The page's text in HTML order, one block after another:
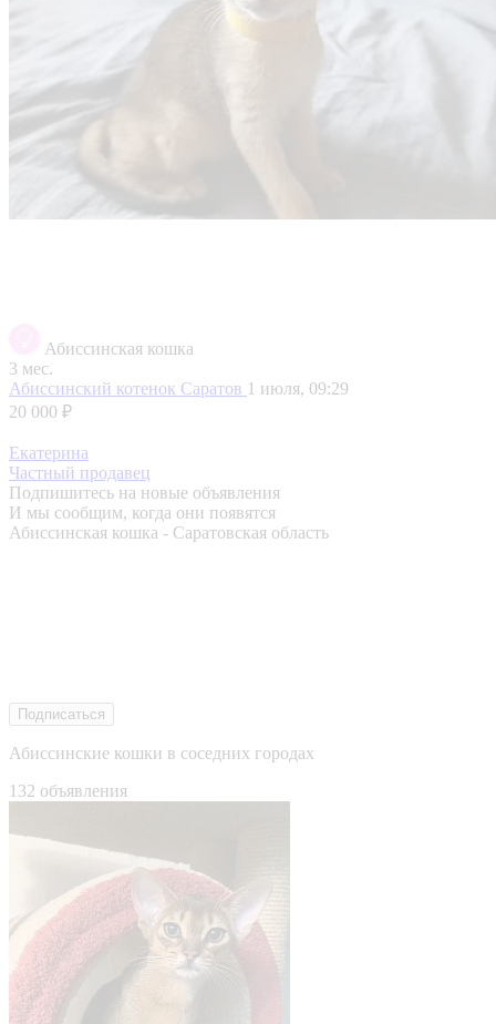
Абиссинская кошка
3 мес.
Абиссинский котенок Саратов 1 июля, 09:29
20 000 ₽
Екатерина
Частный продавец
Подпишитесь на новые объявления
И мы сообщим, когда они появятся
Абиссинская кошка - Саратовская область
Подписаться
Абиссинские кошки в соседних городах
132 объявления